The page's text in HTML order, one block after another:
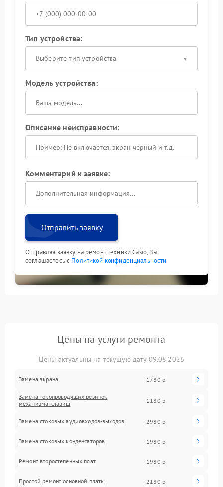
Тип устройства:
Выберите тип устройства
Модель устройства:
Описание неисправности:
Комментарий к заявке:
Отправить заявку
Отправляя заявку на ремонт техники Casio, Вы
соглашаетесь с Политикой конфиденциальности
Цены на услуги ремонта
Цены актуальны на текущую дату 09.08.2026
Замена экрана 1780 р
Замена токопроводящих резинок
механизма клавиш
1180 р
Замена стоковых аудиовходов-выходов 2980 р
Замена стоковых конденсаторов 1980 р
Ремонт второстепенных плат 1980 р
Простой ремонт основной платы 2180 р